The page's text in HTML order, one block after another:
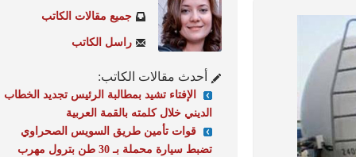
جميع مقالات الكاتب
راسل الكاتب
أحدث مقالات الكاتب:
الإفتاء تشيد بمطالبة الرئيس تجديد الخطاب
الديني خلال كلمته بالقمة العربية
قوات تأمين طريق السويس الصحراوي
تضبط سيارة محملة بـ 30 طن بترول مهرب